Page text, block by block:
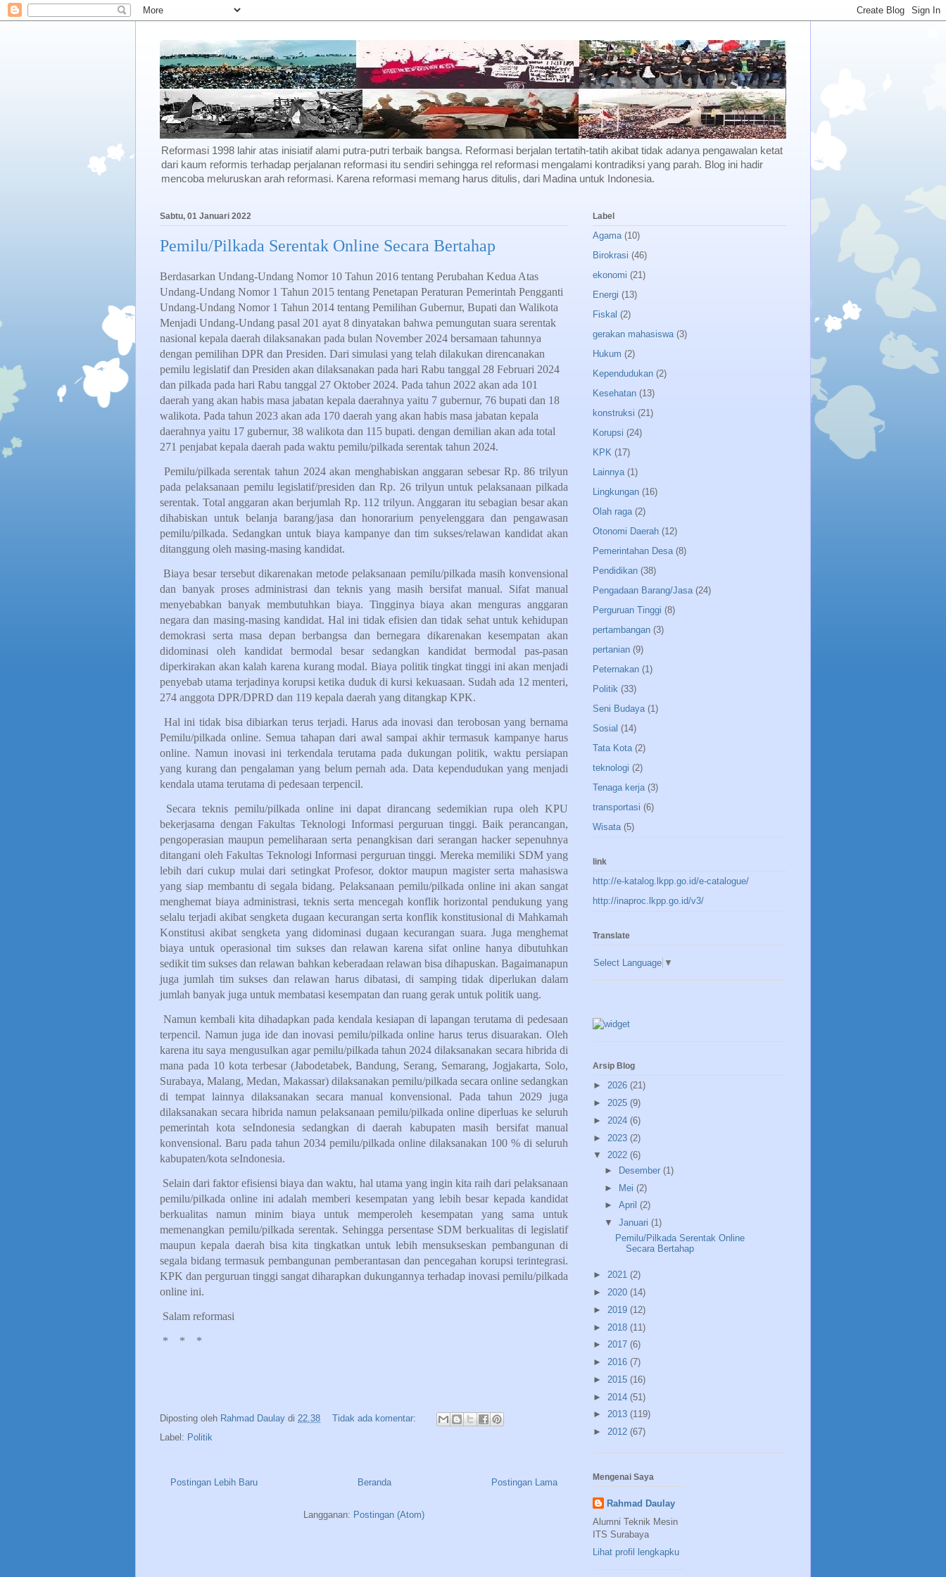
Reformasi 1998 lahir atas inisiatif alami putra-putri terbaik bangsa. Reformasi berjalan tertatih-tatih akibat tidak adanya pengawalan ketat
dari kaum reformis terhadap perjalanan reformasi itu sendiri sehingga rel reformasi mengalami kontradiksi yang parah. Blog ini hadir
mencoba meluruskan arah reformasi. Karena reformasi memang harus ditulis, dari Madina untuk Indonesia.
Sabtu, 01 Januari 2022
Pemilu/Pilkada Serentak Online Secara Bertahap
Berdasarkan Undang-Undang Nomor 10 Tahun 2016 tentang Perubahan Kedua Atas
Undang-Undang Nomor 1 Tahun 2015 tentang Penetapan Peraturan Pemerintah Pengganti
Undang-Undang Nomor 1 Tahun 2014 tentang Pemilihan Gubernur, Bupati dan Walikota
Menjadi Undang-Undang pasal 201 ayat 8 dinyatakan bahwa pemungutan suara serentak
nasional kepala daerah dilaksanakan pada bulan November 2024 bersamaan tahunnya
dengan pemilihan DPR dan Presiden. Dari simulasi yang telah dilakukan direncanakan
pemilu legislatif dan Presiden akan dilaksanakan pada hari Rabu tanggal 28 Februari 2024
dan pilkada pada hari Rabu tanggal 27 Oktober 2024. Pada tahun 2022 akan ada 101
daerah yang akan habis masa jabatan kepala daerahnya yaitu 7 gubernur, 76 bupati dan 18
walikota. Pada tahun 2023 akan ada 170 daerah yang akan habis masa jabatan kepala
daerahnya yaitu 17 gubernur, 38 walikota dan 115 bupati. dengan demilian akan ada total
271 penjabat kepala daerah pada waktu pemilu/pilkada serentak tahun 2024.
Pemilu/pilkada serentak tahun 2024 akan menghabiskan anggaran sebesar Rp. 86 trilyun
pada pelaksanaan pemilu legislatif/presiden dan Rp. 26 trilyun untuk pelaksanaan pilkada
serentak. Total anggaran akan berjumlah Rp. 112 trilyun. Anggaran itu sebagian besar akan
dihabiskan untuk belanja barang/jasa dan honorarium penyelenggara dan pengawasan
pemilu/pilkada. Sedangkan untuk biaya kampanye dan tim sukses/relawan kandidat akan
ditanggung oleh masing-masing kandidat.
Biaya besar tersebut dikarenakan metode pelaksanaan pemilu/pilkada masih konvensional
dan banyak proses administrasi dan teknis yang masih bersifat manual. Sifat manual
menyebabkan banyak membutuhkan biaya. Tingginya biaya akan menguras anggaran
negara dan masing-masing kandidat. Hal ini tidak efisien dan tidak sehat untuk kehidupan
demokrasi serta masa depan berbangsa dan bernegara dikarenakan kesempatan akan
didominasi oleh kandidat bermodal besar sedangkan kandidat bermodal pas-pasan
diperkirakan akan kalah karena kurang modal. Biaya politik tingkat tinggi ini akan menjadi
penyebab utama terjadinya korupsi ketika duduk di kursi kekuasaan. Sudah ada 12 menteri,
274 anggota DPR/DPRD dan 119 kepala daerah yang ditangkap KPK.
Hal ini tidak bisa dibiarkan terus terjadi. Harus ada inovasi dan terobosan yang bernama
Pemilu/pilkada online. Semua tahapan dari awal sampai akhir termasuk kampanye harus
online. Namun inovasi ini terkendala terutama pada dukungan politik, waktu persiapan
yang kurang dan pengalaman yang belum pernah ada. Data kependudukan yang menjadi
kendala utama terutama di pedesaan terpencil.
Secara teknis pemilu/pilkada online ini dapat dirancang sedemikian rupa oleh KPU
bekerjasama dengan Fakultas Teknologi Informasi perguruan tinggi. Baik perancangan,
pengoperasian maupun pemeliharaan serta penangkisan dari serangan hacker sepenuhnya
ditangani oleh Fakultas Teknologi Informasi perguruan tinggi. Mereka memiliki SDM yang
lebih dari cukup mulai dari setingkat Profesor, doktor maupun magister serta mahasiswa
yang siap membantu di segala bidang. Pelaksanaan pemilu/pilkada online ini akan sangat
menghemat biaya administrasi, teknis serta mencegah konflik horizontal pendukung yang
selalu terjadi akibat sengketa dugaan kecurangan serta konflik konstitusional di Mahkamah
Konstitusi akibat sengketa yang didominasi dugaan kecurangan suara. Juga menghemat
biaya untuk operasional tim sukses dan relawan karena sifat online hanya dibutuhkan
sedikit tim sukses dan relawan bahkan keberadaan relawan bisa dihapuskan. Bagaimanapun
juga jumlah tim sukses dan relawan harus dibatasi, di samping tidak diperlukan dalam
jumlah banyak juga untuk membatasi kesempatan dan ruang gerak untuk politik uang.
Namun kembali kita dihadapkan pada kendala kesiapan di lapangan terutama di pedesaan
terpencil. Namun juga ide dan inovasi pemilu/pilkada online harus terus disuarakan. Oleh
karena itu saya mengusulkan agar pemilu/pilkada tahun 2024 dilaksanakan secara hibrida di
mana pada 10 kota terbesar (Jabodetabek, Bandung, Serang, Semarang, Jogjakarta, Solo,
Surabaya, Malang, Medan, Makassar) dilaksanakan pemilu/pilkada secara online sedangkan
di tempat lainnya dilaksanakan secara manual konvensional. Pada tahun 2029 juga
dilaksanakan secara hibrida namun pelaksanaan pemilu/pilkada online diperluas ke seluruh
pemerintah kota seIndonesia sedangkan di daerah kabupaten masih bersifat manual
konvensional. Baru pada tahun 2034 pemilu/pilkada online dilaksanakan 100 % di seluruh
kabupaten/kota seIndonesia.
Selain dari faktor efisiensi biaya dan waktu, hal utama yang ingin kita raih dari pelaksanaan
pemilu/pilkada online ini adalah memberi kesempatan yang lebih besar kepada kandidat
berkualitas namun minim biaya untuk memperoleh kesempatan yang sama untuk
memenangkan pemilu/pilkada serentak. Sehingga persentase SDM berkualitas di legislatif
maupun kepala daerah bisa kita tingkatkan untuk lebih mensukseskan pembangunan di
segala bidang termasuk pembangunan pemberantasan dan pencegahan korupsi terintegrasi.
KPK dan perguruan tinggi sangat diharapkan dukungannya terhadap inovasi pemilu/pilkada
online ini.
Salam reformasi
* * *
Diposting oleh Rahmad Daulay di 22.38
Tidak ada komentar:
Label: Politik
Postingan Lebih Baru Postingan Lama
Beranda
Langganan: Postingan (Atom)
Label
Agama (10)
Birokrasi (46)
ekonomi (21)
Energi (13)
Fiskal (2)
gerakan mahasiswa (3)
Hukum (2)
Kependudukan (2)
Kesehatan (13)
konstruksi (21)
Korupsi (24)
KPK (17)
Lainnya (1)
Lingkungan (16)
Olah raga (2)
Otonomi Daerah (12)
Pemerintahan Desa (8)
Pendidikan (38)
Pengadaan Barang/Jasa (24)
Perguruan Tinggi (8)
pertambangan (3)
pertanian (9)
Peternakan (1)
Politik (33)
Seni Budaya (1)
Sosial (14)
Tata Kota (2)
teknologi (2)
Tenaga kerja (3)
transportasi (6)
Wisata (5)
link
http://e-katalog.lkpp.go.id/e-catalogue/
http://inaproc.lkpp.go.id/v3/
Translate
Select Language ▼
Arsip Blog
► 2026 (21)
► 2025 (9)
► 2024 (6)
► 2023 (2)
▼ 2022 (6)
►
Desember (1)
► Mei (2)
► April (2)
▼ Januari (1)
Pemilu/Pilkada Serentak Online
Secara Bertahap
► 2021 (2)
► 2020 (14)
► 2019 (12)
► 2018 (11)
► 2017 (6)
► 2016 (7)
► 2015 (16)
► 2014 (51)
► 2013 (119)
► 2012 (67)
Mengenai Saya
Rahmad Daulay
Alumni Teknik Mesin
ITS Surabaya
Lihat profil lengkapku